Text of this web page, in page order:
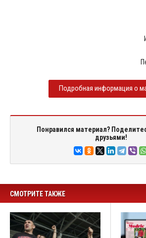
Подробная информация о
Понравился материал?
друзьями!
СМОТРИТЕ ТАКЖЕ